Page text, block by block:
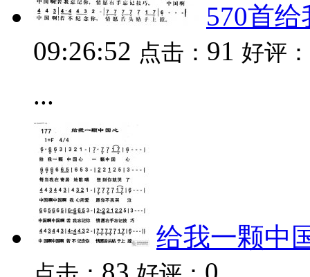
570首
09:26:52 点击： 91 好评：
...
给我一颗中